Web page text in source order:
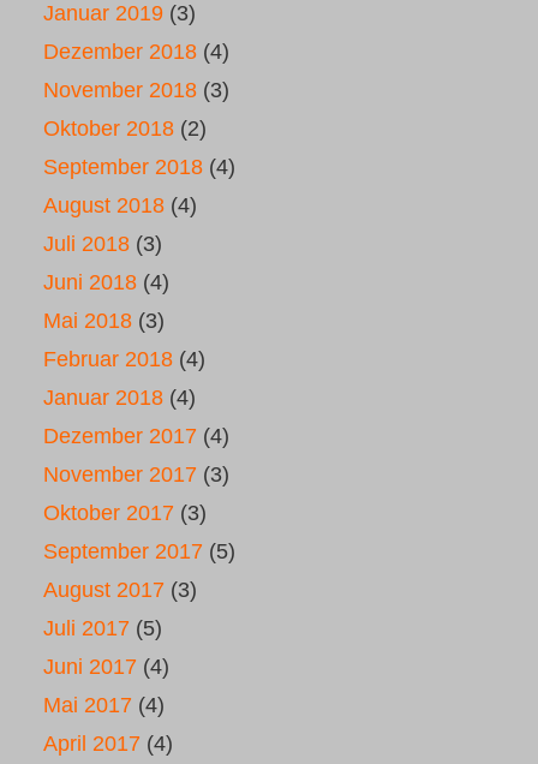
Januar 2019 (3)
Dezember 2018 (4)
November 2018 (3)
Oktober 2018 (2)
September 2018 (4)
August 2018 (4)
Juli 2018 (3)
Juni 2018 (4)
Mai 2018 (3)
Februar 2018 (4)
Januar 2018 (4)
Dezember 2017 (4)
November 2017 (3)
Oktober 2017 (3)
September 2017 (5)
August 2017 (3)
Juli 2017 (5)
Juni 2017 (4)
Mai 2017 (4)
April 2017 (4)